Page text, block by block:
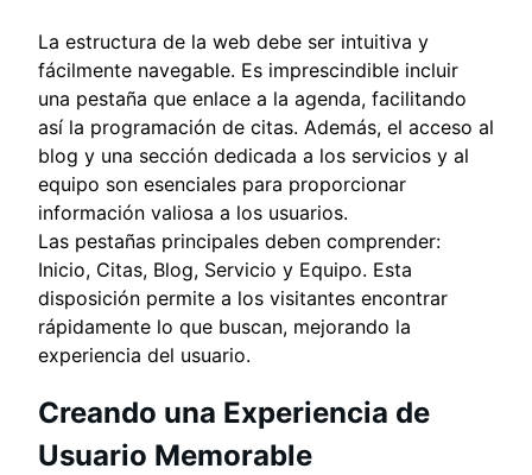
La estructura de la web debe ser intuitiva y
fácilmente navegable. Es imprescindible incluir
una pestaña que enlace a la agenda, facilitando
así la programación de citas. Además, el acceso al
blog y una sección dedicada a los servicios y al
equipo son esenciales para proporcionar
información valiosa a los usuarios.
Las pestañas principales deben comprender:
Inicio, Citas, Blog, Servicio y Equipo. Esta
disposición permite a los visitantes encontrar
rápidamente lo que buscan, mejorando la
experiencia del usuario.
Creando una Experiencia de
Usuario Memorable